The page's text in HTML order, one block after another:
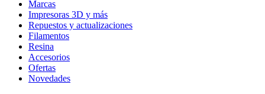
Marcas
Impresoras 3D y más
Repuestos y actualizaciones
Filamentos
Resina
Accesorios
Ofertas
Novedades